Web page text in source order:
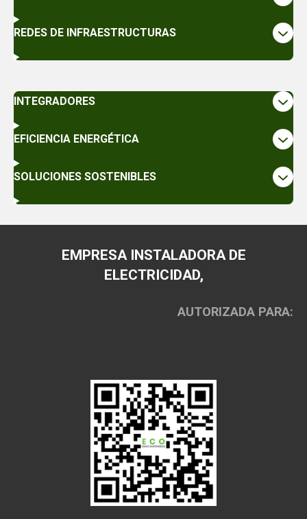
REDES DE INFRAESTRUCTURAS
INTEGRADORES
EFICIENCIA ENERGÉTICA
SOLUCIONES SOSTENIBLES
EMPRESA INSTALADORA DE
ELECTRICIDAD,
AUTORIZADA PARA: